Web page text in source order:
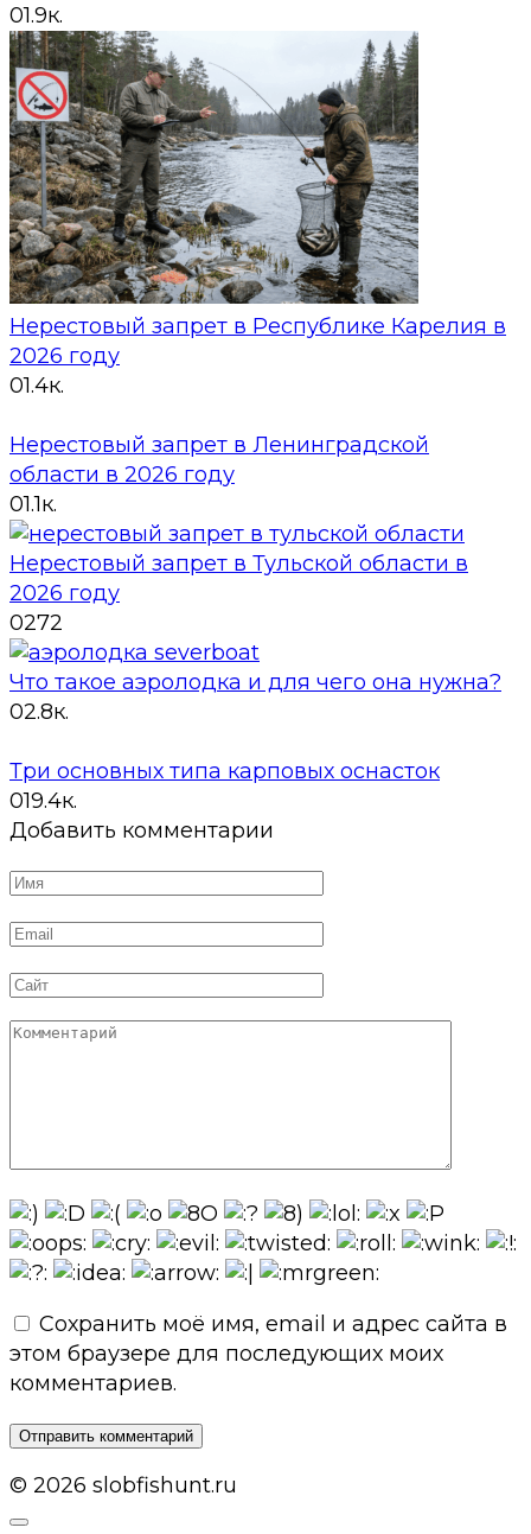
01.9к.
Нерестовый запрет в Республике Карелия в
2026 году
01.4к.
Нерестовый запрет в Ленинградской
области в 2026 году
01.1к.
Нерестовый запрет в Тульской области в
2026 году
0272
Что такое аэролодка и для чего она нужна?
02.8к.
Три основных типа карповых оснасток
019.4к.
Добавить комментарии
Имя
Email
Сайт
Комментарий
Сохранить моё имя, email и адрес сайта в
этом браузере для последующих моих
комментариев.
© 2026 slobfishunt.ru